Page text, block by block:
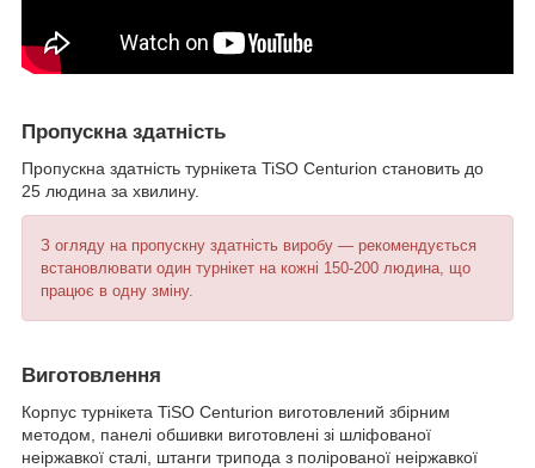
Пропускна здатність
Пропускна здатність турнікета TiSO Centurion становить до
25 людина за хвилину.
З огляду на пропускну здатність виробу — рекомендується
встановлювати один турнікет на кожні 150-200 людина, що
працює в одну зміну.
Виготовлення
Корпус турнікета TiSO Centurion виготовлений збірним
методом, панелі обшивки виготовлені зі шліфованої
неіржавкої сталі, штанги трипода з полірованої неіржавкої